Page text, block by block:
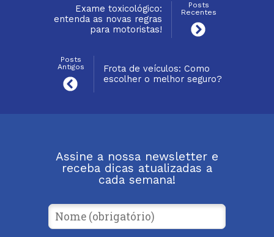
Exame toxicológico:
entenda as novas regras
para motoristas!
Posts
Recentes
Posts
Antigos
Frota de veículos: Como
escolher o melhor seguro?
Assine a nossa newsletter e
receba dicas atualizadas a
cada semana!